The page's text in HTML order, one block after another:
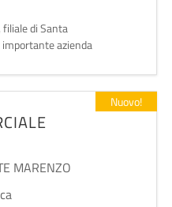
filiale di Santa
importante azienda
ANALISI
si
clienti e
MARENZO
Nuovo!